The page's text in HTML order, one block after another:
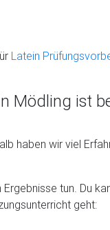
Latein
Mödling ist
haben wir viel
tun. Du
geht: